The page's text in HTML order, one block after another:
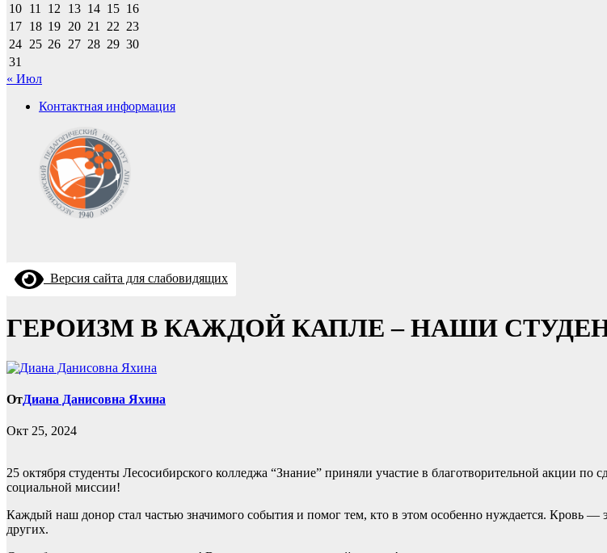
10 11 12 13 14 15 16
17 18 19 20 21 22 23
24 25 26 27 28 29 30
31
« Июл
Контактная информация
Версия сайта для слабовидящих
ГЕРОИЗМ В КАЖДОЙ КАПЛЕ – НАШИ
ОтДиана Данисовна Яхина
Окт 25, 2024
25 октября студенты Лесосибирского колледжа “Знание” приняли участие в благотворительной акции
социальной миссии!
Каждый наш донор стал частью значимого события и помог тем, кто в этом особенно нуждается. Кровь
других.